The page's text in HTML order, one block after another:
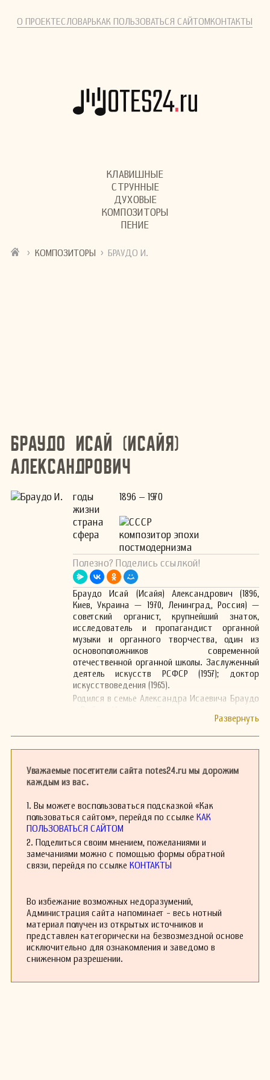
О ПРОЕКТЕСЛОВАРЬКАК ПОЛЬЗОВАТЬСЯ САЙТОМКОНТАКТЫ
КЛАВИШНЫЕ
СТРУННЫЕ
ДУХОВЫЕ
КОМПОЗИТОРЫ
ПЕНИЕ
› КОМПОЗИТОРЫ › БРАУДО И.
Браудо Исай (Исайя)
Александрович
годы
жизни
1896 – 1970
страна
СССР
сфера
композитор эпохи
постмодернизма
Полезно? Поделись ссылкой!
Браудо Исай (Исайя) Александрович (1896,
Киев, Украина — 1970, Ленинград, Россия) —
советский органист, крупнейший знаток,
исследователь и пропагандист органной
музыки и органного творчества, один из
основоположников современной
отечественной органной школы. Заслуженный
деятель искусств РСФСР (1957); доктор
искусствоведения (1965).
Родился в семье Александра Исаевича Браудо
Обучался сначала в Петроградской
консерватории по классу органа у Якова
швейцарский органист и музыковед), затем по
курсу фортепиано — у Александра
медицину в Московском университете) в
Московской консерватории.
Вернувшись из Москвы, в 1921 — 1923 годах
вновь занимался в органном классе
Петроградской консерватории у Николая
Ванадзиня (Николай Карлович Ва́надзиньш —
фортепиано в Ленинградской консерватории.
С 1935 года — профессор.
Своё мастерство в органной игре И. А. Браудо
в 1924 и 1926 годах совершенствовал в
Западной Европе под руководством Луи
Вьерна (Луи́ Викто́р Жюль Вьерн —
Париже, Фрица Хайтмана (Фриц Хайтман —
Уважаемые посетители сайта notes24.ru мы дорожим
каждым из вас.
1. Вы можете воспользоваться подсказкой «Как
пользоваться сайтом», перейдя по ссылке КАК
ПОЛЬЗОВАТЬСЯ САЙТОМ
2. Поделиться своим мнением, пожеланиями и
замечаниями можно с помощью формы обратной
связи, перейдя по ссылке КОНТАКТЫ
Во избежание возможных недоразумений,
Администрация сайта напоминает - весь нотный
материал получен из открытых источников и
представлен категорически на безвозмездной основе
исключительно для ознакомления и заведомо в
сниженном разрешении.